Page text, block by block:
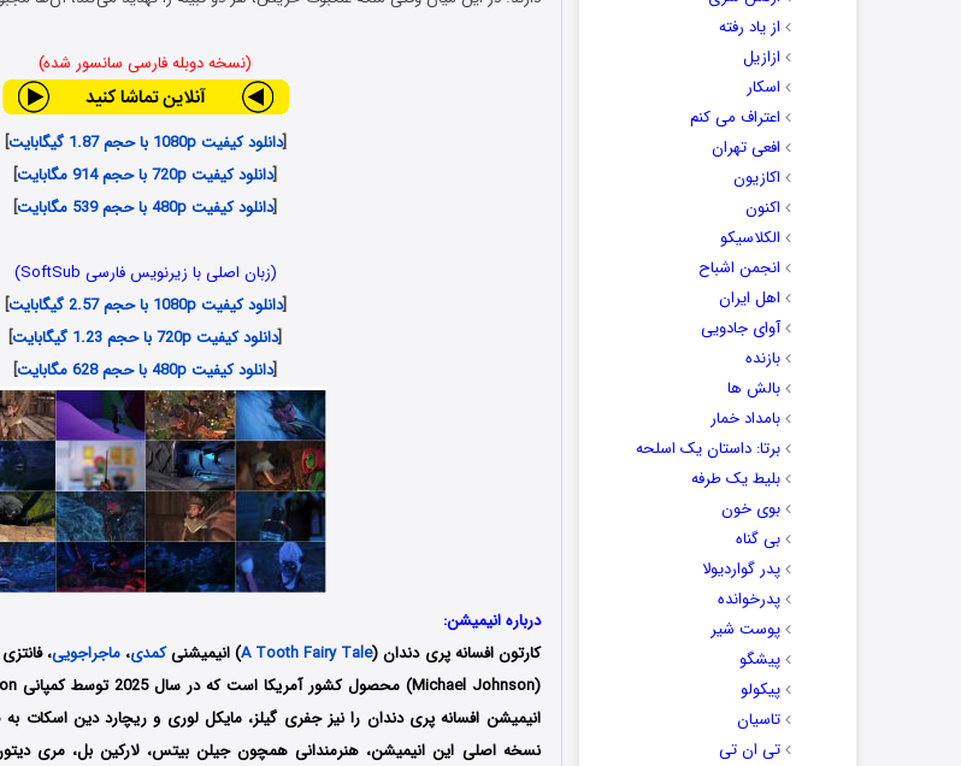
از یاد رفته
ازازیل
اسکار
اعتراف می کنم
افعی تهران
اکازیون
اکنون
الکلاسیکو
انجمن اشباح
اهل ایران
آوای جادویی
بازنده
بالش ها
بامداد خمار
برتا: داستان یک اسلحه
بلیط یک‌‌ طرفه
بوی خون
بی گناه
پدر گواردیولا
پدرخوانده
پوست شیر
پیشگو
پیکولو
تاسیان
تی ان تی
(نسخه دوبله فارسی سانسور شده)
[دانلود کیفیت 1080p با حجم 1.87 گیگابایت
]
[دانلود کیفیت 720p با حجم 914 مگابایت
]
[دانلود کیفیت 480p با حجم 539 مگابایت ]
(زبان اصلی با زیرنویس فارسی SoftSub)
[دانلود کیفیت 1080p با حجم 2.57 گیگابایت
]
[دانلود کیفیت 720p با حجم 1.23 گیگابایت
]
[دانلود کیفیت 480p با حجم 628 مگابایت ]
درباره انیمیشن:
کارتون افسانه پری دندان(
A Tooth Fairy Tale) انیمیشنیکمدی،ماجراجویی،
انیمیشن افسانه پری دندان را نیز جفری گیلز، مایکل لوری و ریچارد دین اسکات
نسخه اصلی این انیمیشن، هنرمندانی همچون جیلن بیتس، لارکین بل، مری